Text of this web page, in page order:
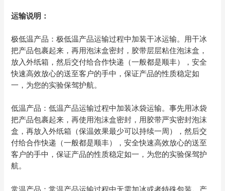
运输说明：
极低温产品：极低温产品运输过程中加装干冰运输。用干冰
把产品包裹起来，再用泡沫盒密封，胶带层层粘住泡沫盒，
放入外纸箱，然后交付给合作快递（一般都是顺丰），安全
快速高效放心的送至客户的手中，保证产品的性质稳定如
一，为您的实验保驾护航。
低温产品：低温产品运输过程中加装冰袋运输。事先用冰袋
把产品包裹起来，再使用泡沫盒密封，用胶带严实密封泡沫
盒，再放入外纸箱（保温效果最少可以持续一周），然后交
付给合作快递（一般都是顺丰），安全快速高效放心的送至
客户的手中，保证产品的性质稳定如一，为您的实验保驾护
航。
常温产品：常温产品运输过程中无需加冰或者特殊包装。产